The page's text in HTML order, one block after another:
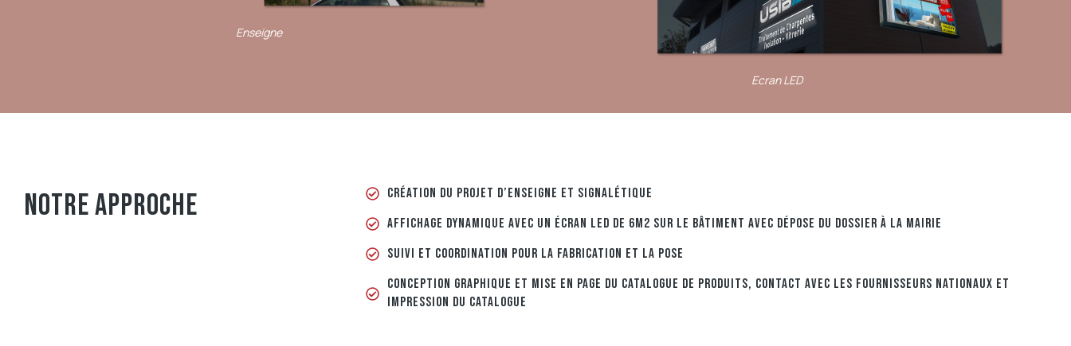
Enseigne
Ecran LED
NOTRE APPROCHE
CRÉATION DU PROJET D’ENSEIGNE ET SIGNALÉTIQUE
AFFICHAGE DYNAMIQUE AVEC UN ÉCRAN LED DE 6M2 SUR LE BÂTIMENT AVEC DÉPOSE DU DOSSIER À LA MAIRIE
SUIVI ET COORDINATION POUR LA FABRICATION ET LA POSE
CONCEPTION GRAPHIQUE ET MISE EN PAGE DU CATALOGUE DE PRODUITS, CONTACT AVEC LES FOURNISSEURS NATIONAUX ET
IMPRESSION DU CATALOGUE